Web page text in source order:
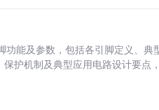
功能及参数，包括各引脚定义、
护机制及典型应用电路设计要点